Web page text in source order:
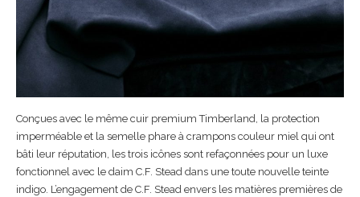
Conçues avec le même cuir premium Timberland, la protection
imperméable et la semelle phare à crampons couleur miel qui ont
bâti leur réputation, les trois icônes sont refaçonnées pour un luxe
fonctionnel avec le daim C.F. Stead dans une toute nouvelle teinte
indigo. L’engagement de C.F. Stead envers les matières premières de